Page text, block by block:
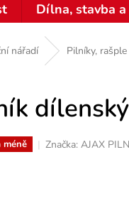
Dílna, stavba
nářadí Pilníky,
méně Značka: AJAX